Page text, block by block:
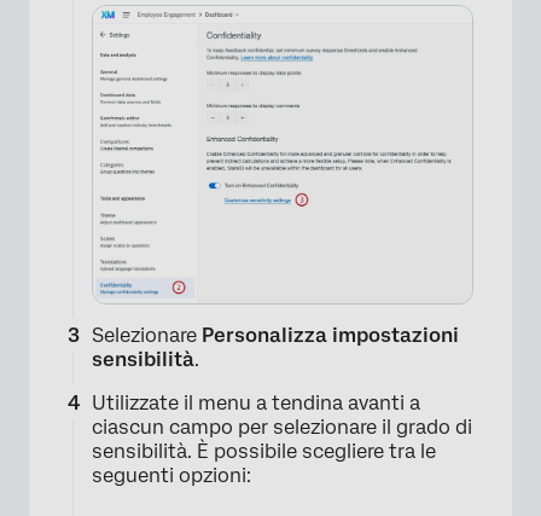
Selezionare Personalizza impostazioni
sensibilità.
Utilizzate il menu a tendina avanti a
ciascun campo per selezionare il grado di
sensibilità. È possibile scegliere tra le
seguenti opzioni: